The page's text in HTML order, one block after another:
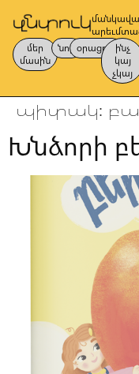
մեր
մասին
նոր օրացոյց
ինչ
կայ
չկայ
պիտակ:
Խնձորի